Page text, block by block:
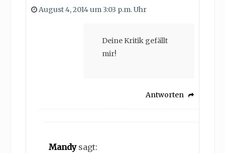
August 4, 2014 um 3:03 p.m. Uhr
Deine Kritik gefällt
mir!
Antworten
Mandy sagt: